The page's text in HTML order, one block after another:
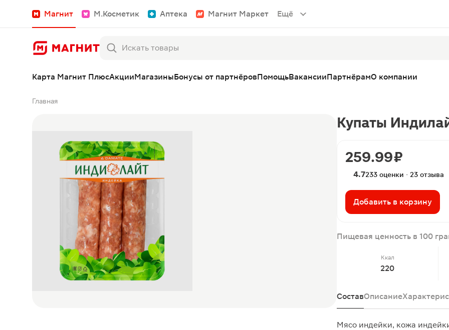
Магнит М.Косметик Аптека Магнит Маркет Ещё
Карта Магнит ПлюсАкцииМагазиныБонусы от партнёровПомощьВакансииПартнёрамО компании
Главная
Купаты
259.99 ₽
4.7233 оценки · 23 отзыва
Добавить в корзину
Пищевая ценность в 100
Ккал
220
СоставОписание
Мясо индейки, кожа